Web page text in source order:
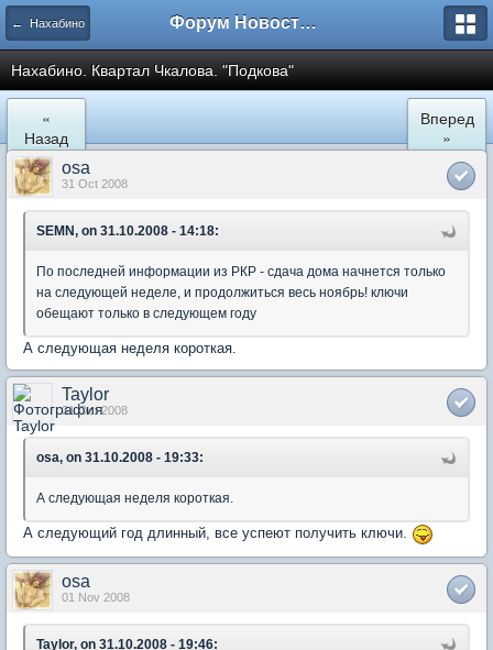
← Нахабино Форум Новостройки
Нахабино. Квартал Чкалова. "Подкова"
«
Назад
Вперед
»
osa
31 Oct 2008
SEMN, on 31.10.2008 - 14:18:
По последней информации из РКР - сдача дома начнется только
на следующей неделе, и продолжиться весь ноябрь! ключи
обещают только в следующем году
А следующая неделя короткая.
Taylor
31 Oct 2008
osa, on 31.10.2008 - 19:33:
А следующая неделя короткая.
А следующий год длинный, все успеют получить ключи.
osa
01 Nov 2008
Taylor, on 31.10.2008 - 19:46: